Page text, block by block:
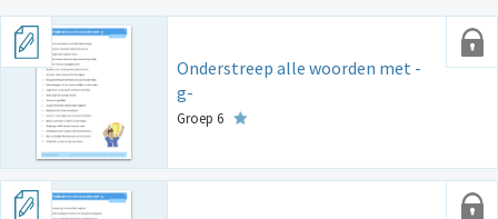
Onderstreep alle woorden met -
g-
Groep 6